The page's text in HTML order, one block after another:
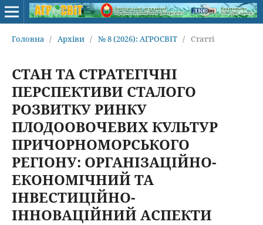
Головна / Архіви / № 8 (2026): АГРОСВІТ / Статті
СТАН ТА СТРАТЕГІЧНІ
ПЕРСПЕКТИВИ СТАЛОГО
РОЗВИТКУ РИНКУ
ПЛОДООВОЧЕВИХ КУЛЬТУР
ПРИЧОРНОМОРСЬКОГО
РЕГІОНУ: ОРГАНІЗАЦІЙНО-
ЕКОНОМІЧНИЙ ТА
ІНВЕСТИЦІЙНО-
ІННОВАЦІЙНИЙ АСПЕКТИ